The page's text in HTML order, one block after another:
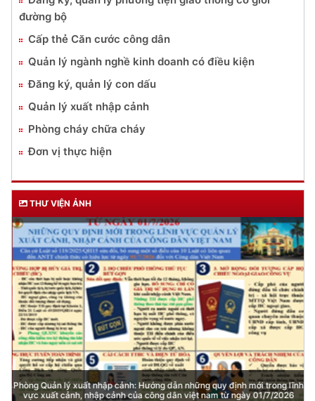
DỊCH VỤ CÔNG
Lĩnh vực quản lý vũ khí, vật liệu nổ, công cụ hỗ trợ
Đăng ký, quản lý phương tiện giao thông cơ giới
đường bộ
Cấp thẻ Căn cước công dân
Quản lý ngành nghề kinh doanh có điều kiện
Đăng ký, quản lý con dấu
Quản lý xuất nhập cảnh
Phòng cháy chữa cháy
Đơn vị thực hiện
THƯ VIỆN ẢNH